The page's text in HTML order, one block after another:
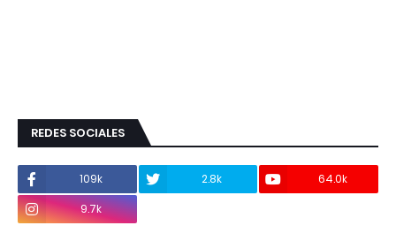
REDES SOCIALES
109k 2.8k
64.0k
9.7k